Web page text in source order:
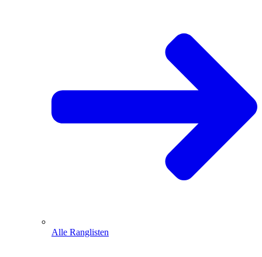
Alle Ranglisten